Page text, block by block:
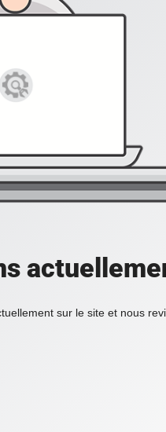
sur le site et nous